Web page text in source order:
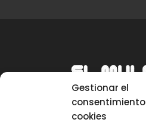
Gestionar el
cookies